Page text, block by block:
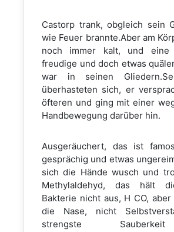
Castorp trank, obgleich sein
wie Feuer brannte.Aber am
noch immer kalt, und eine
freudige und doch etwas
war in seinen
überhasteten sich, er
öfteren und ging mit einer
Handbewegung darüber hin.
Ausgeräuchert, das ist
gesprächig und etwas
sich die Hände wusch und
Methylaldehyd, das hält
Bakterie nicht aus, H CO,
die Nase, nicht
strengste